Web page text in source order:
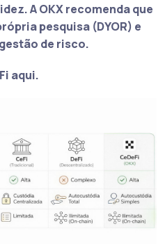
A OKX recomenda que
pesquisa (DYOR) e
de risco.
aqui.